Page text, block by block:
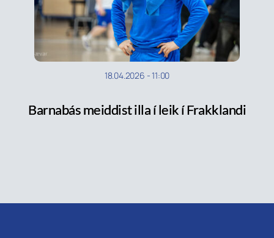
18.04.2026 -11:00
Barnabás meiddist illa í leik í Frakklandi